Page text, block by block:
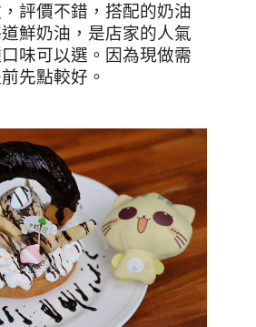
評價不錯，搭配的奶油
鮮奶油，是店家的人氣
味可以選。因為現做需
先點較好。